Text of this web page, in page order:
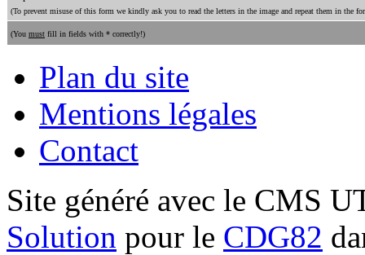
(To prevent misuse of this form we kindly ask you to read the letters in the image and repeat them in the
(You must fill in fields with * correctly!)
Plan du site
Mentions légales
Contact
Site généré avec le CMS
Solution pour le CDG82